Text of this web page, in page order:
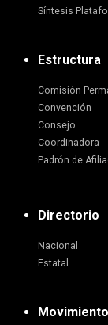
Síntesis
Estructura
Comisión
Convención
Consejo
Coordinadora
Padrón de
Directorio
Nacional
Estatal